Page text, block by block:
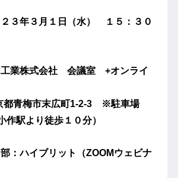
２３年３月１日（水） １５：３０
工業株式会社 会議室 +オンライ
梅市末広町1-2-3 ※駐車場
駅より徒歩１０分）
：ハイブリット（ZOOMウェビナ